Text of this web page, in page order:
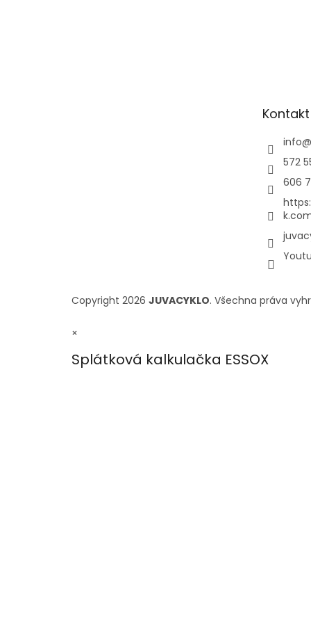
Kontakt
info@
572
606
Copyright 2026 JUVACYKLO. Všechna práva
×
Splátková kalkulačka ESSOX